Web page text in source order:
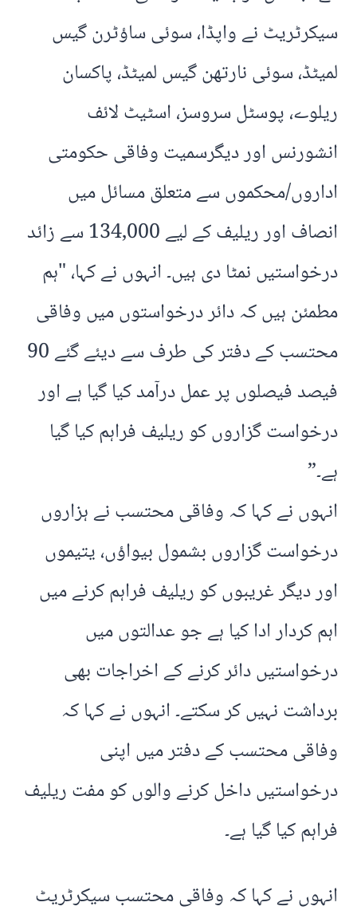
سیکرٹریٹ نے واپڈا، سوئی ساؤٹرن گیس
لمیٹڈ، سوئی نارتھن گیس لمیٹڈ، پاکسان
ریلوے، پوسٹل سروسز، اسٹیٹ لائف
انشورنس اور دیگرسمیت وفاقی حکومتی
اداروں/محکموں سے متعلق مسائل میں
انصاف اور ریلیف کے لیے 134,000 سے زائد
درخواستیں نمٹا دی ہیں۔ انہوں نے کہا، "ہم
مطمئن ہیں کہ دائر درخواستوں میں وفاقی
محتسب کے دفتر کی طرف سے دیئے گئے 90
فیصد فیصلوں پر عمل درآمد کیا گیا ہے اور
درخواست گزاروں کو ریلیف فراہم کیا گیا
ہے۔”
انہوں نے کہا کہ وفاقی محتسب نے ہزاروں
درخواست گزاروں بشمول بیواؤں، یتیموں
اور دیگر غریبوں کو ریلیف فراہم کرنے میں
اہم کردار ادا کیا ہے جو عدالتوں میں
درخواستیں دائر کرنے کے اخراجات بھی
برداشت نہیں کر سکتے۔ انہوں نے کہا کہ
وفاقی محتسب کے دفتر میں اپنی
درخواستیں داخل کرنے والوں کو مفت ریلیف
فراہم کیا گیا ہے۔
انہوں نے کہا کہ وفاقی محتسب سیکرٹریٹ